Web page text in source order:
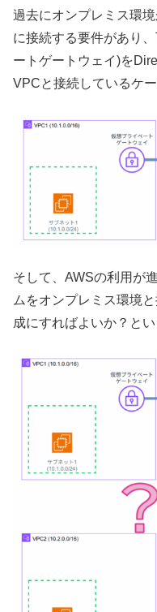
過去にオンプレミス環
に接続する要件があり
ートゲートウェイ)を
VPCと接続しているケ
そして、AWSの利用が
ムをオンプレミス環境
成にすればよいか？と